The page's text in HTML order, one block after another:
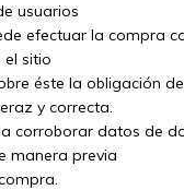
usuarios
efectuar la compra
el sitio
éste la obligación
y correcta.
corroborar datos de
manera previa